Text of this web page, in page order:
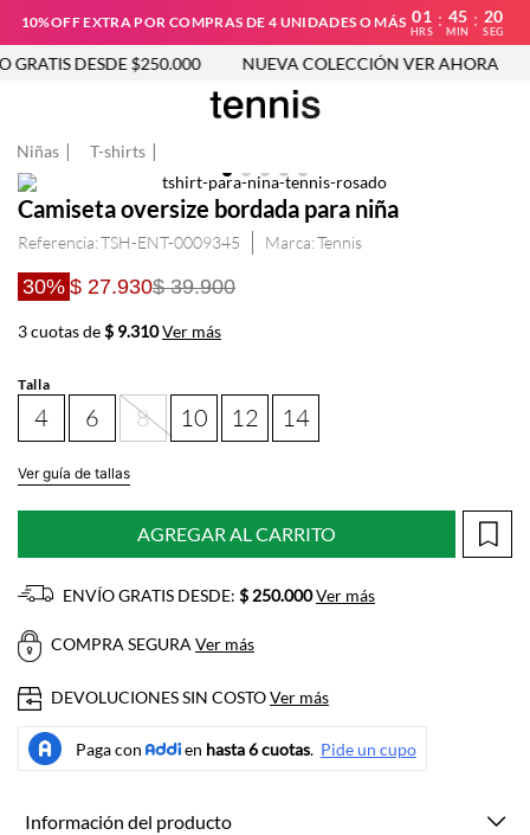
10%OFF EXTRA POR COMPRAS DE 4 UNIDADES O MÁS 01
HRS
: 45
MIN
: 19
SEG
DESDE $250.000 NUEVA COLECCIÓN VER AHORA
Niñas T-shirts
Camiseta oversize bordada para niña
Referencia:TSH-ENT-0009345 Tennis
30% $ 27.930$ 39.900
3 cuotas de$ 9.310Ver más
Talla
4 6 8 10 12 14
Ver guía de tallas
AGREGAR AL CARRITO
ENVÍO GRATIS DESDE: $ 250.000Ver más
COMPRA SEGURA Ver más
DEVOLUCIONES SIN COSTOVer más
Información del producto